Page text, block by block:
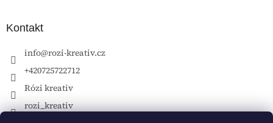
Kontakt
info@rozi-kreativ.cz
+420725722712
Rózi kreativ
rozi_kreativ